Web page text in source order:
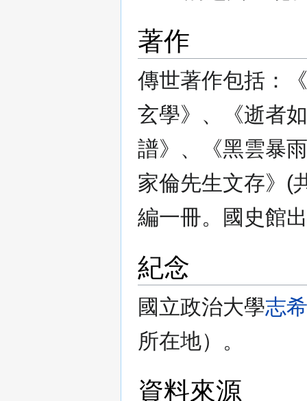
著作
傳世著作包括：
玄學》、《逝者
譜》、《黑雲暴
家倫先生文存》(
編一冊。國史館
紀念
國立政治大學志
所在地）。
資料來源